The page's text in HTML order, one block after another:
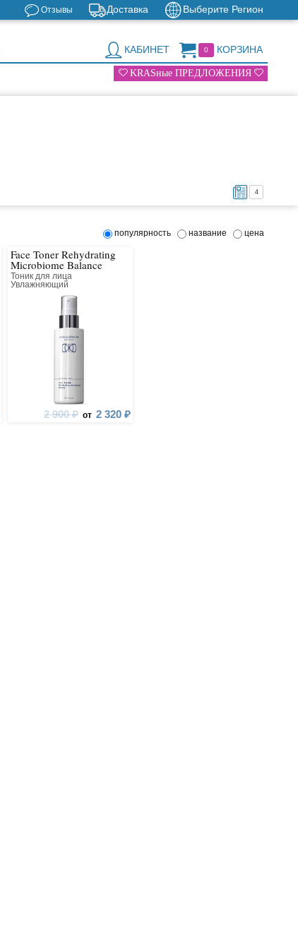
Выберите Регион
Доставка
Отзывы
0 КОРЗИНА
КАБИНЕТ
KRASные ПРЕДЛОЖЕНИЯ
4
популярность название цена
Face Toner Rehydrating
Microbiome Balance
Тоник для лица
Увлажняющий
Восстановление микробиома
2 900 ₽ от 2 320 ₽